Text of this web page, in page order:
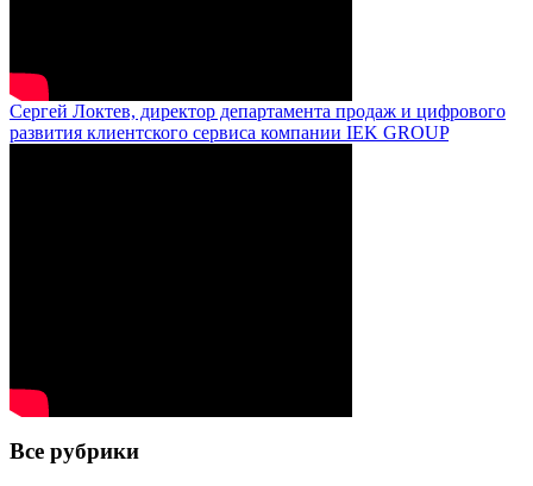
Сергей Локтев, директор департамента продаж и цифрового
развития клиентского сервиса компании IEK GROUP
Все рубрики